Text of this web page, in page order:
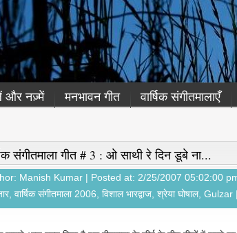
और नज़्में मनभावन गीत वार्षिक संगीतमालाएँ
संगीतमाला गीत # 3 : ओ साथी रे दिन डूबे ना...
Manish Kumar | Posted at: 2/25/2007 05:02:00
, वार्षिक संगीतमाला 2006, विशाल भारद्वाज, श्रेया घोषाल, Gulzar |